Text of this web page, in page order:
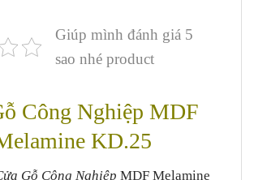
Giúp mình đánh giá 5
sao nhé product
Công Nghiệp MDF
KD.25
Gỗ Công Nghiệp MDF Melamine